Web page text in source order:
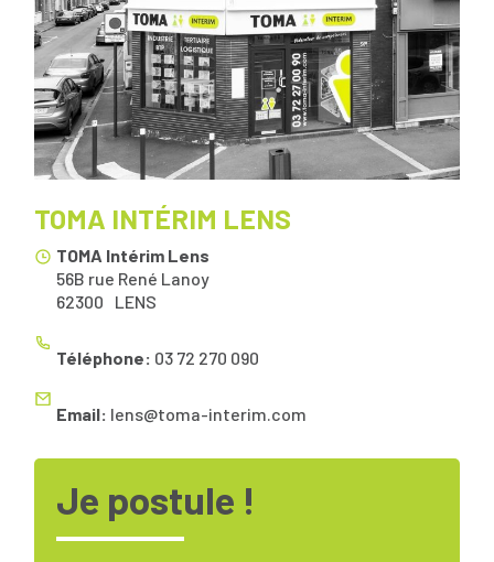
TOMA INTÉRIM LENS
TOMA Intérim Lens
56B rue René Lanoy
LENS
62300
Téléphone: 03 72 270 090
Email: lens@toma-interim.com
Je postule !